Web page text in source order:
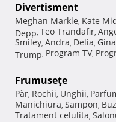
Divertisment
Meghan Markle, Kate
Depp, Teo Trandafir,
Smiley, Andra, Delia,
Trump, Program TV,
Frumuseţe
Păr, Rochii, Unghii,
Manichiura, Sampon,
Tratament celulita,